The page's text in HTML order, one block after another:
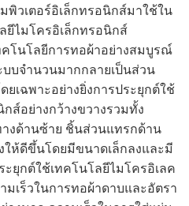
พิวเตอร์อิเล็กทรอนิกส์มาใช้ใน
ยีไมโครอิเล็กทรอนิกส์
คโนโลยีการทอผ้าอย่างสมบูรณ์
บจำนวนมากกลายเป็นส่วน
เฉพาะอย่างยิ่งการประยุกต์ใช้
ส์อย่างกว้างขวางรวมทั้ง
งด้านซ้าย ชิ้นส่วนแทรกด้าน
ให้ดีขึ้นโดยมีขนาดเล็กลงและมี
ะยุกต์ใช้เทคโนโลยีไมโครอิเลค
เร็วในการทอผ้าดาบและอัตรา